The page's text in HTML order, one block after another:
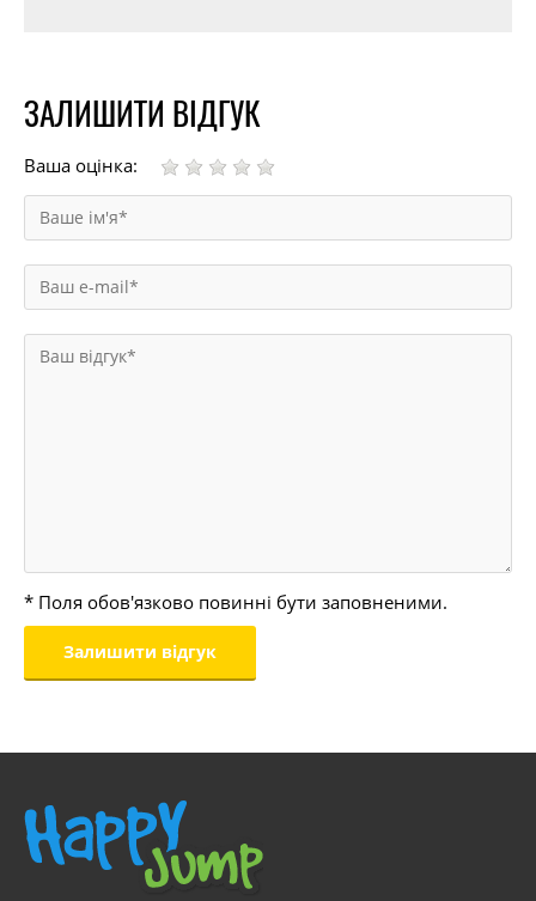
ЗАЛИШИТИ ВІДГУК
Ваша оцінка:
* Поля обов'язково повинні бути заповненими.